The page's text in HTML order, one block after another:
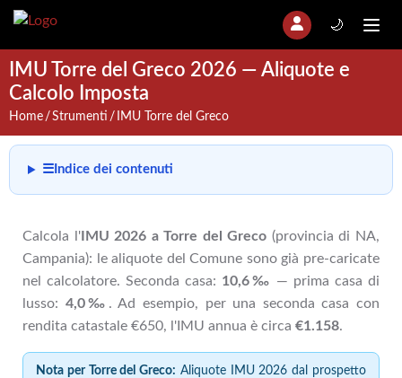
🌙
IMU Torre del Greco 2026 — Aliquote e
Calcolo Imposta
Home Strumenti IMU Torre del Greco
☰ Indice dei contenuti
Calcola l'IMU 2026 a Torre del Greco (provincia di NA,
Campania): le aliquote del Comune sono già pre-caricate
nel calcolatore. Seconda casa: 10,6‰ — prima casa di
lusso: 4,0‰ . Ad esempio, per una seconda casa con
rendita catastale €650, l'IMU annua è circa €1.158.
Nota per Torre del Greco: Aliquote IMU 2026 dal prospetto